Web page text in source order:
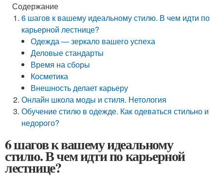
Содержание
6 шагов к вашему идеальному стилю. В чем идти по
карьерной лестнице?
Одежда — зеркало вашего успеха
Деловые стандарты
Время на сборы
Косметика
Внешность делает карьеру
Онлайн школа моды и стиля. Нетология
Обучение стилю в одежде. Как одеваться стильно и
недорого?
6 шагов к вашему идеальному
стилю. В чем идти по карьерной
лестнице?